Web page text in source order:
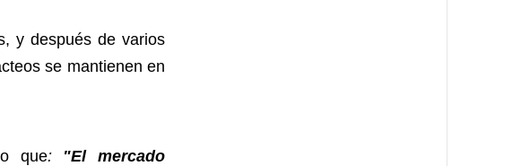
y después de varios
se mantienen en
que: "El mercado